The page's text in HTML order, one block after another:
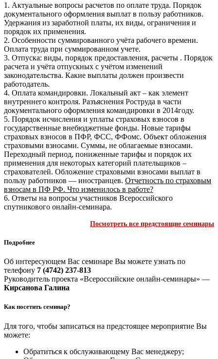
1. Актуальные вопросы расчетов по оплате труда. Порядок
документального оформления выплат в пользу работников.
Удержания из заработной платы, их виды, ограничения и
порядок их применения.
2. Особенности суммированного учёта рабочего времени.
Оплата труда при суммированном учете.
3. Отпуска: виды, порядок предоставления, расчеты . Порядок
расчета и учёта отпускных с учётом изменений
законодательства. Какие выплаты должен произвести
работодатель.
4. Оплата командировки. Локальный акт – как элемент
внутреннего контроля. Разъяснения Роструда в части
документального оформления командировки в 2014году.
5. Порядок исчисления и уплаты страховых взносов в
государственные внебюджетные фонды. Новые тарифы
страховых взносов в ПФР, ФСС, ФФомс. Объект обложения
страховыми взносами. Суммы, не облагаемые взносами.
Переходный период, пониженные тарифы и порядок их
применения для некоторых категорий плательщиков –
страхователей. Обложение страховыми взносами выплат в
пользу работников — иностранцев. Отчетность по страховым
взносам в ПФ РФ. Что изменилось в работе?
6. Ответы на вопросы участников Всероссийского
спутникового онлайн-семинара.
Посмотреть все предстоящие семинары
Подробнее
Об интересующем Вас семинаре Вы можете узнать по
телефону 7 (4742) 237-813
Руководитель проекта «Всероссийские онлайн-семинары» —
Кирсанова Галина
Как посетить семинар?
Для того, чтобы записаться на предстоящее мероприятие Вы
можете:
Обратиться к обслуживающему Вас менеджеру;